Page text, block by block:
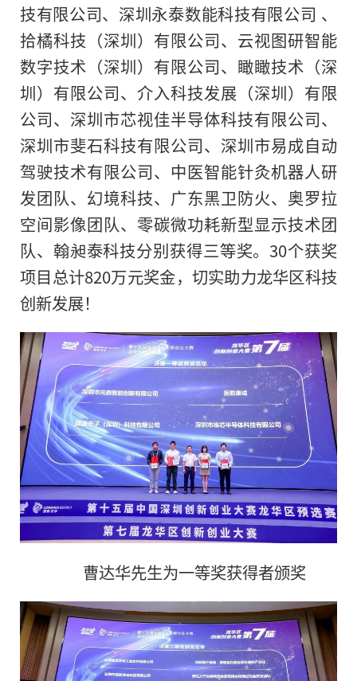
技有限公司、深圳永泰数能科技有限公司 、
拾橘科技（深圳）有限公司、云视图研智能
数字技术（深圳）有限公司、瞰瞰技术（深
圳）有限公司、介入科技发展（深圳）有限
公司、深圳市芯视佳半导体科技有限公司、
深圳市斐石科技有限公司、深圳市易成自动
驾驶技术有限公司、中医智能针灸机器人研
发团队、幻境科技、广东黑卫防火、奥罗拉
空间影像团队、零碳微功耗新型显示技术团
队、翰昶泰科技分别获得三等奖。30个获奖
项目总计820万元奖金，切实助力龙华区科技
创新发展！
曹达华先生为一等奖获得者颁奖